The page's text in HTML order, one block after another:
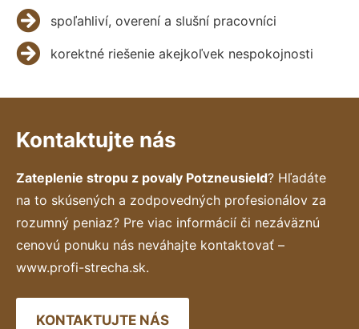
spoľahliví, overení a slušní pracovníci
korektné riešenie akejkoľvek nespokojnosti
Kontaktujte nás
Zateplenie stropu z povaly Potzneusield? Hľadáte
na to skúsených a zodpovedných profesionálov za
rozumný peniaz? Pre viac informácií či nezáväznú
cenovú ponuku nás neváhajte kontaktovať –
www.profi-strecha.sk.
KONTAKTUJTE NÁS